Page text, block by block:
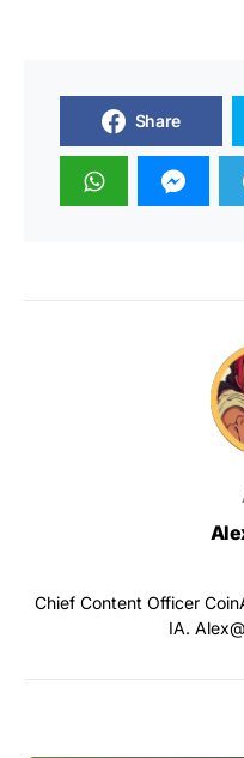
Share
Chief Content Officer
IA.